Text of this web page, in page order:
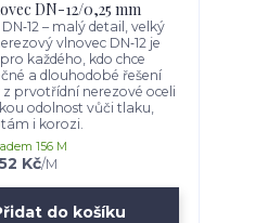
DN-12/0,25 mm
– malý detail, velký
vlnovec DN‑12 je
každého, kdo chce
a dlouhodobé řešení
prvotřídní nerezové oceli
odolnost vůči tlaku,
i korozi.
Kč/M
Skladem 156 M
do košíku